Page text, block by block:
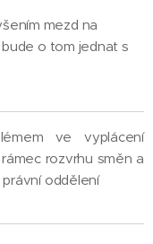
mezd na
o tom jednat s
ve vyplácení
rozvrhu směn a
právní oddělení